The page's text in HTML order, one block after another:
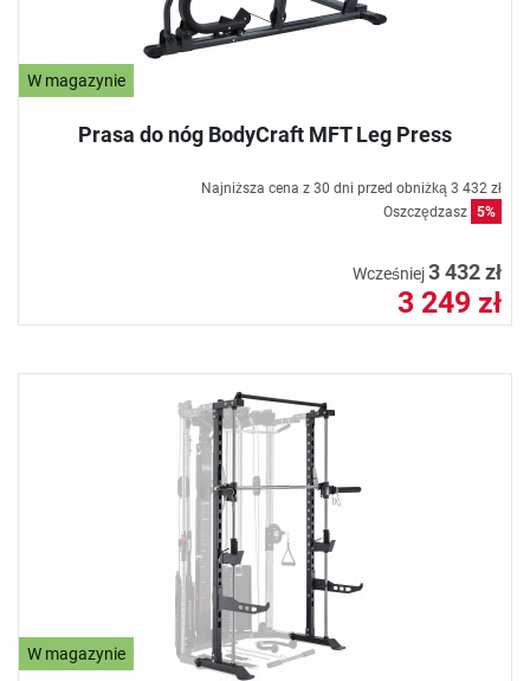
W magazynie
Prasa do nóg BodyCraft MFT Leg Press
Najniższa cena z 30 dni przed obniżką 3 432 zł
Oszczędzasz 5%
Wcześniej3 432 zł
3 249 zł
W magazynie